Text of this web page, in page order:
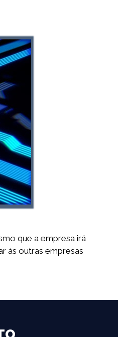
que a empresa irá
às outras empresas